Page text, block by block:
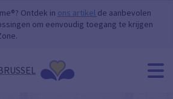
Ontdek in ons artikel de aanbevolen
om eenvoudig toegang te krijgen